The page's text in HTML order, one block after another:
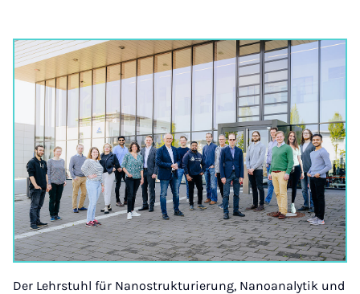
Der Lehrstuhl für Nanostrukturierung, Nanoanalytik und